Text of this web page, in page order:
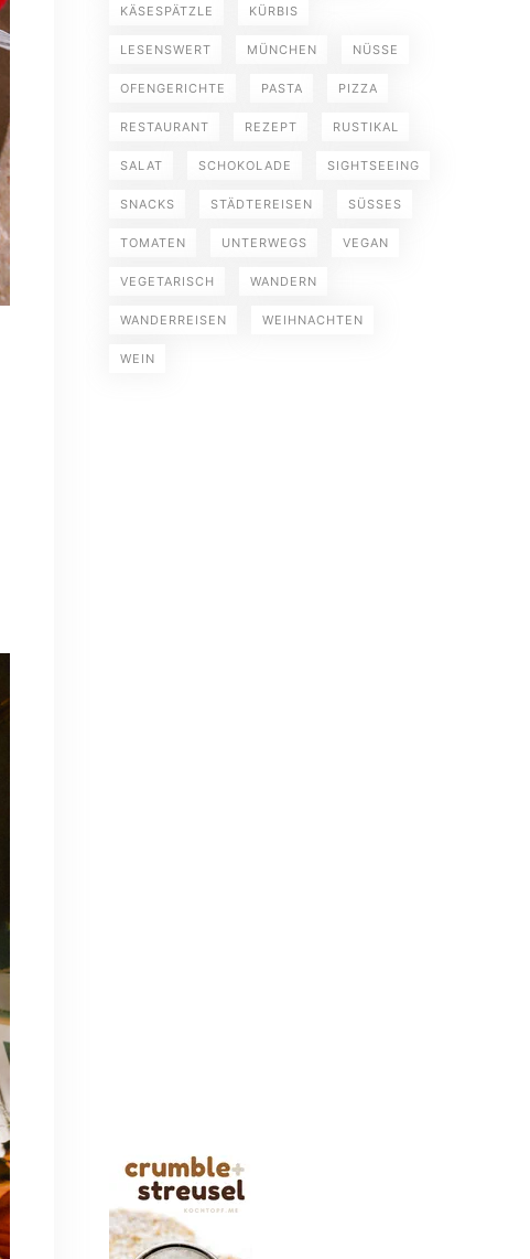
KÄSESPÄTZLE KÜRBIS
LESENSWERT MÜNCHEN NÜSSE
OFENGERICHTE PASTA PIZZA
RESTAURANT REZEPT RUSTIKAL
SALAT SCHOKOLADE SIGHTSEEING
SNACKS STÄDTEREISEN SÜSSES
TOMATEN UNTERWEGS VEGAN
VEGETARISCH WANDERN
WANDERREISEN WEIHNACHTEN
WEIN